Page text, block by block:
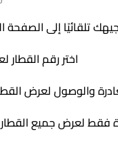
تلقائيًا إلى الصفحة
اختر رقم
والوصول لعرض
فقط لعرض جميع